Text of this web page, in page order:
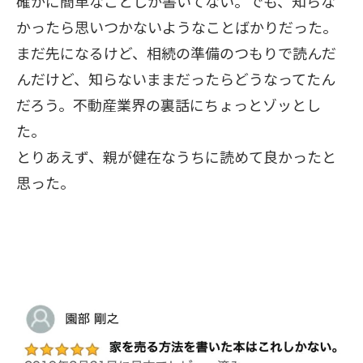
かったら思いつかないようなことばかりだった。
まだ先になるけど、相続の準備のつもりで読んだ
んだけど、知らないままだったらどうなってたん
だろう。不動産業界の裏話にちょっとゾッとし
た。
とりあえず、親が健在なうちに読めて良かったと
思った。